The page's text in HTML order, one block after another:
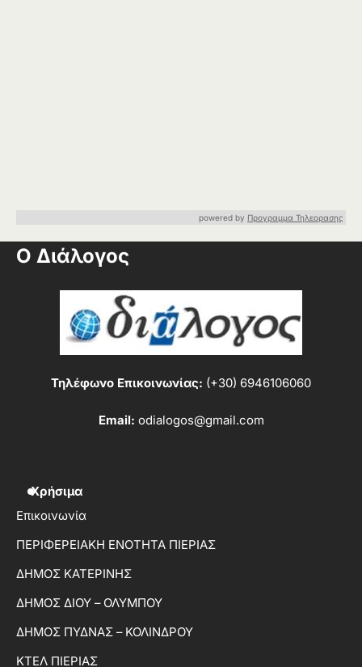
powered by Προγραμμα Τηλεορασης
Ο Διάλογος
Τηλέφωνο Επικοινωνίας: (+30) 6946106060
Email: odialogos@gmail.com
Χρήσιμα
Επικοινωνία
ΠΕΡΙΦΕΡΕΙΑΚΗ ΕΝΟΤΗΤΑ ΠΙΕΡΙΑΣ
ΔΗΜΟΣ ΚΑΤΕΡΙΝΗΣ
ΔΗΜΟΣ ΔΙΟΥ – ΟΛΥΜΠΟΥ
ΔΗΜΟΣ ΠΥΔΝΑΣ – ΚΟΛΙΝΔΡΟΥ
ΚΤΕΛ ΠΙΕΡΙΑΣ